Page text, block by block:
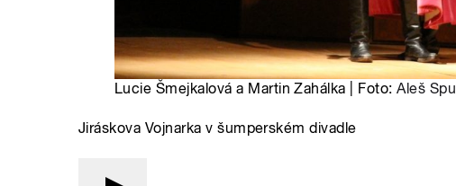
Lucie Šmejkalová a Martin Zahálka | Foto:Aleš
Jiráskova Vojnarka v šumperském divadle